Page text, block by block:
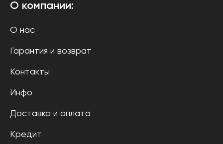
О компании:
О нас
Гарантия и возврат
Контакты
Инфо
Доставка и оплата
Кредит